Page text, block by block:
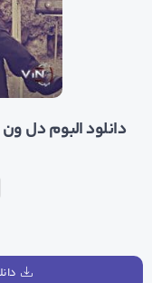
دانلود البوم دل ون